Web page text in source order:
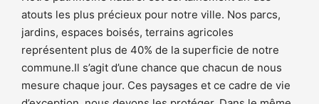
atouts les plus précieux pour notre ville. Nos parcs,
jardins, espaces boisés, terrains agricoles
représentent plus de 40% de la superficie de notre
commune.Il s’agit d’une chance que chacun de nous
mesure chaque jour. Ces paysages et ce cadre de vie